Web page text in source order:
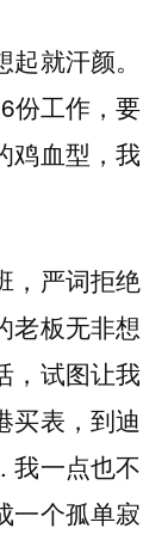
就汗颜。
份工作，要
鸡血型，我
，严词拒绝
老板无非想
，试图让我
买表，到迪
我一点也不
一个孤单寂